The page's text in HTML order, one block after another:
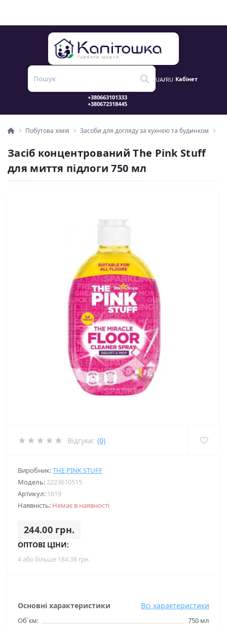
UA/RU Кабінет
Побутова хімія Засоби для догляду за кухнею та будинком
Засіб концентрований The Pink Stuff
для миття підлоги 750 мл
Відгуки: (0)
Виробник:THE PINK STUFF
Модель:2223610515
Артикул: 1619
Наявність: Немає в наявності
244.00 грн.
ОПТОВІ ЦІНИ:
4 або більше 184.38 грн.
Основні характеристики Всі характеристики
Об`єм:
750 мл